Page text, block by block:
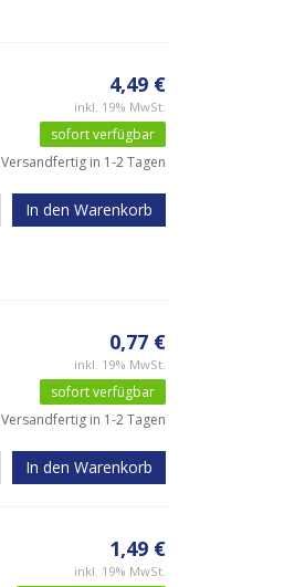
4,49 €
inkl. 19% MwSt.
sofort verfügbar
Versandfertig in 1-2 Tagen
In den Warenkorb
0,77 €
inkl. 19% MwSt.
sofort verfügbar
Versandfertig in 1-2 Tagen
In den Warenkorb
1,49 €
inkl. 19% MwSt.